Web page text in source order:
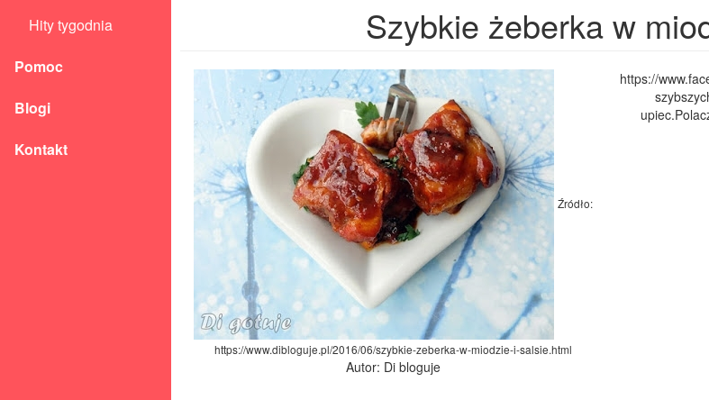
Hity tygodnia
Pomoc
Blogi
Kontakt
Szybkie żeberka w
Źródło:
https://www.dibloguje.pl/2016/06/szybkie-zeberka-w-miodzie-i-salsie.html
Autor: Di bloguje
https://